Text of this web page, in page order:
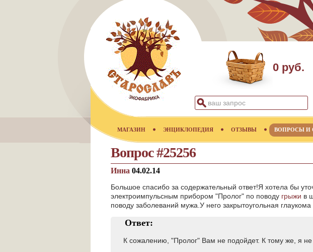
0 руб.
МАГАЗИН ЭНЦИКЛОПЕДИЯ ОТЗЫВЫ ВОПРОСЫ И
Вопрос #25256
Инна 04.02.14
Большое спасибо за содержательный ответ!Я хотела бы
электроимпульсным прибором "Пролог" по поводу грыжи в
поводу заболеваний мужа.У него закрытоугольная глаукома
Ответ:
К сожалению, "Пролог" Вам не подойдет. К тому же, я